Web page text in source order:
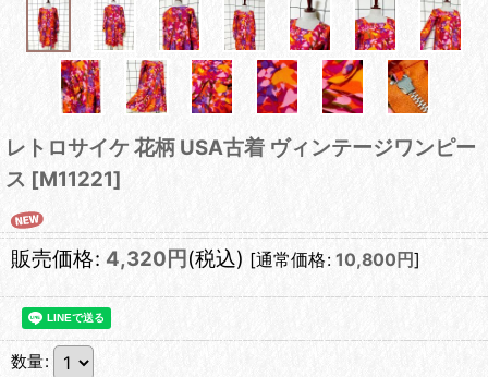
レトロサイケ 花柄 USA古着 ヴィンテージワンピー
ス [M11221]
販売価格: 4,320 円 (税込) [通常価格: 10,800 円]
数量: